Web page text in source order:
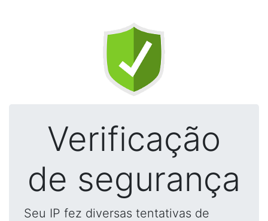
Verificação
de segurança
Seu IP fez diversas tentativas de